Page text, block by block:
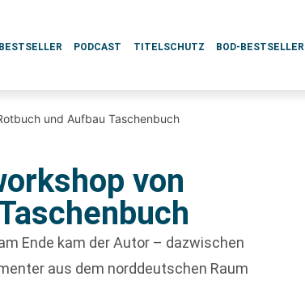
PODCAST TITELSCHUTZ BOD-BESTSELLER
und Aufbau Taschenbuch
von
Ende kam der Autor – dazwischen
aus dem norddeutschen Raum